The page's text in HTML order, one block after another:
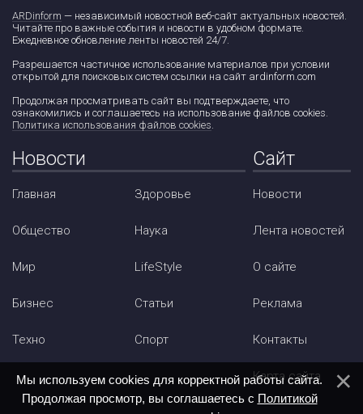
ARDinform — независимый новостной веб-сайт актуальных новостей.
Читайте про важные события и новости в удобном формате.
Ежедневное обновление ленты новостей 24/7.
Разрешается частичное использование материалов при условии
открытой для поисковых систем ссылки на сайт ardinform.com
Продолжая просматривать сайт вы подтверждаете, что
ознакомились и соглашаетесь на использование файлов cookies.
Политика использования файлов cookies.
Новости
Главная
Общество
Мир
Бизнес
Техно
Здоровье
Наука
LifeStyle
Статьи
Спорт
Сайт
Новости
Лента новостей
О сайте
Реклама
Контакты
Карта сайта
Мы используем cookies для корректной работы сайта.
Продолжая просмотр, вы соглашаетесь с Политикой